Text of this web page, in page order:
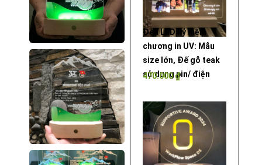
Đèn LED kỷ niệm
chương in UV: Mẫu
size lớn, Đế gỗ teak
sử dụng pin/ điện
470.000₫